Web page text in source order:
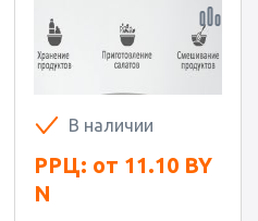
В наличии
РРЦ: от 11.10 BY
N